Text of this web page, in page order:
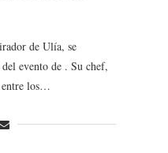
de Ulía, se
evento de . Su chef,
entre los…